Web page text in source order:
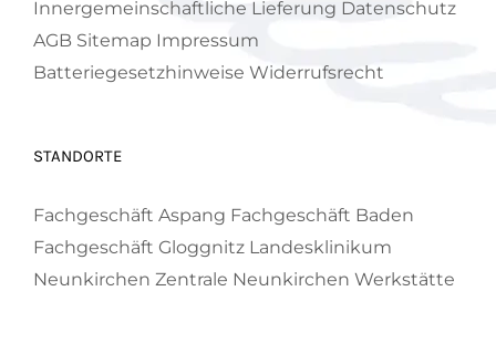
Innergemeinschaftliche Lieferung Datenschutz
AGB Sitemap Impressum
Batteriegesetzhinweise Widerrufsrecht
STANDORTE
Fachgeschäft Aspang Fachgeschäft Baden
Fachgeschäft Gloggnitz Landesklinikum
Neunkirchen Zentrale Neunkirchen Werkstätte